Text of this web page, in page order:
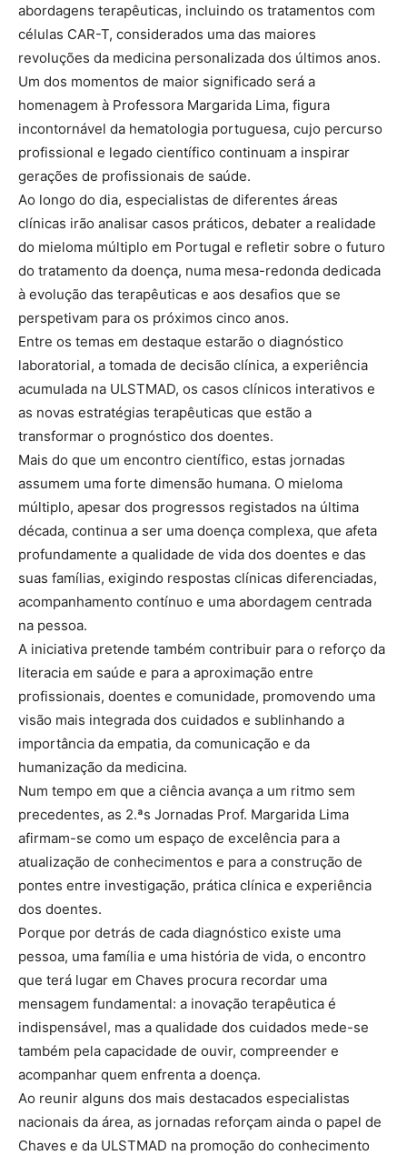
abordagens terapêuticas, incluindo os tratamentos com
células CAR-T, considerados uma das maiores
revoluções da medicina personalizada dos últimos anos.
Um dos momentos de maior significado será a
homenagem à Professora Margarida Lima, figura
incontornável da hematologia portuguesa, cujo percurso
profissional e legado científico continuam a inspirar
gerações de profissionais de saúde.
Ao longo do dia, especialistas de diferentes áreas
clínicas irão analisar casos práticos, debater a realidade
do mieloma múltiplo em Portugal e refletir sobre o futuro
do tratamento da doença, numa mesa-redonda dedicada
à evolução das terapêuticas e aos desafios que se
perspetivam para os próximos cinco anos.
Entre os temas em destaque estarão o diagnóstico
laboratorial, a tomada de decisão clínica, a experiência
acumulada na ULSTMAD, os casos clínicos interativos e
as novas estratégias terapêuticas que estão a
transformar o prognóstico dos doentes.
Mais do que um encontro científico, estas jornadas
assumem uma forte dimensão humana. O mieloma
múltiplo, apesar dos progressos registados na última
década, continua a ser uma doença complexa, que afeta
profundamente a qualidade de vida dos doentes e das
suas famílias, exigindo respostas clínicas diferenciadas,
acompanhamento contínuo e uma abordagem centrada
na pessoa.
A iniciativa pretende também contribuir para o reforço da
literacia em saúde e para a aproximação entre
profissionais, doentes e comunidade, promovendo uma
visão mais integrada dos cuidados e sublinhando a
importância da empatia, da comunicação e da
humanização da medicina.
Num tempo em que a ciência avança a um ritmo sem
precedentes, as 2.ªs Jornadas Prof. Margarida Lima
afirmam-se como um espaço de excelência para a
atualização de conhecimentos e para a construção de
pontes entre investigação, prática clínica e experiência
dos doentes.
Porque por detrás de cada diagnóstico existe uma
pessoa, uma família e uma história de vida, o encontro
que terá lugar em Chaves procura recordar uma
mensagem fundamental: a inovação terapêutica é
indispensável, mas a qualidade dos cuidados mede-se
também pela capacidade de ouvir, compreender e
acompanhar quem enfrenta a doença.
Ao reunir alguns dos mais destacados especialistas
nacionais da área, as jornadas reforçam ainda o papel de
Chaves e da ULSTMAD na promoção do conhecimento